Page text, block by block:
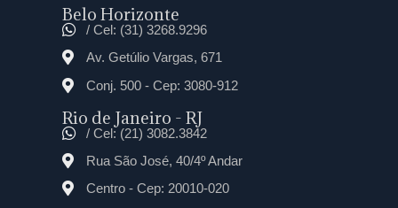
Belo Horizonte
/ Cel: (31) 3268.9296
Av. Getúlio Vargas, 671
Conj. 500 - Cep: 3080-912
Rio de Janeiro - RJ
/ Cel: (21) 3082.3842
Rua São José, 40/4º Andar
Centro - Cep: 20010-020